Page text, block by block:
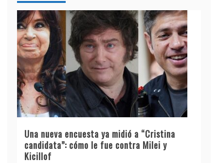
Una nueva encuesta ya midió a “Cristina
candidata”: cómo le fue contra Milei y
Kicillof